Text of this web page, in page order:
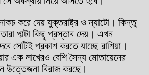
করে দেয় যুক্তরাষ্ট্র ও ন্যাটো। কিন্তু
পাল্টা কিছু প্রস্তাব দেয়। এখন
সেটিই প্রকাশ করতে যাচ্ছে রাশিয়া।
এক লাখেরও বেশি সৈন্য মোতায়েনের
উত্তেজনা বিরাজ করছে।